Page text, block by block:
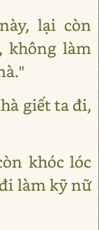
lại còn
không làm
giết ta đi,
khóc lóc
làm kỹ nữ